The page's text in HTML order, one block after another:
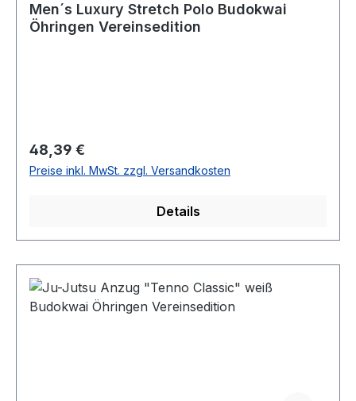
Men´s Luxury Stretch Polo Budokwai
Öhringen Vereinsedition
Regulärer Preis:
48,39 €
Preise inkl. MwSt. zzgl. Versandkosten
Details